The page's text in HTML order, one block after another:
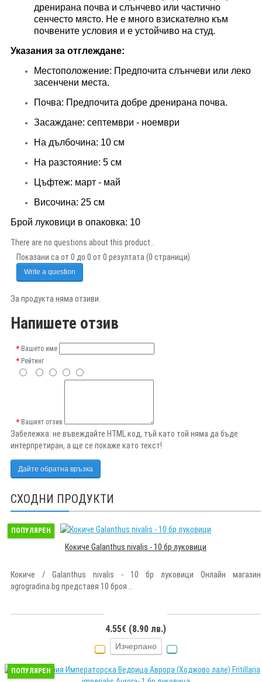
дренирана почва и слънчево или частично
сенчесто място. Не е много взискателно към
почвените условия и е устойчиво на студ.
Указания за отглеждане:
Местоположение: Предпочита слънчеви или леко
засенчени места.
Почва: Предпочита добре дренирана почва.
Засаждане: септември - ноември
На дълбочина: 10 см
На разстояние: 5 см
Цъфтеж: март - май
Височина: 25 см
Брой луковици в опаковка: 10
There are no questions about this product..
Показани са от 0 до 0 от 0 резултата (0 страници)
Write a question
За продукта няма отзиви.
Напишете отзив
Вашето име
Рейтинг
Вашият отзив
Забележка: не въвеждайте HTML код, тъй като той няма да бъде
интерпретиран, а ще се покаже като текст!
Дайте обратна връзка
СХОДНИ ПРОДУКТИ
ПОПУЛЯРЕН
Кокиче Galanthus nivalis - 10 бр луковици
Кокиче / Galanthus nivalis - 10 бр луковици Онлайн магазин
agrogradina.bg представя 10 броя ..
4.55€ (8.90 лв.)
Изчерпано
ПОПУЛЯРЕН